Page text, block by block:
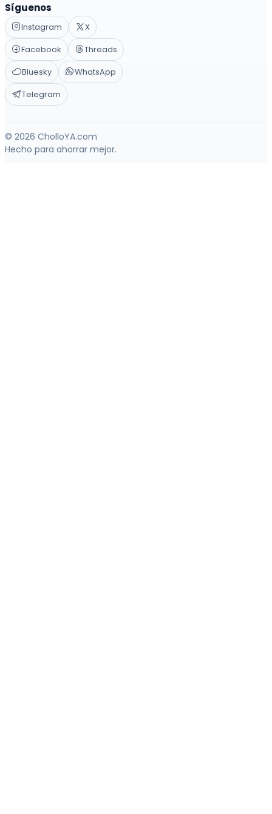
Síguenos
Instagram
X
Facebook
Threads
Bluesky
WhatsApp
Telegram
© 2026 CholloYA.com
Hecho para ahorrar mejor.